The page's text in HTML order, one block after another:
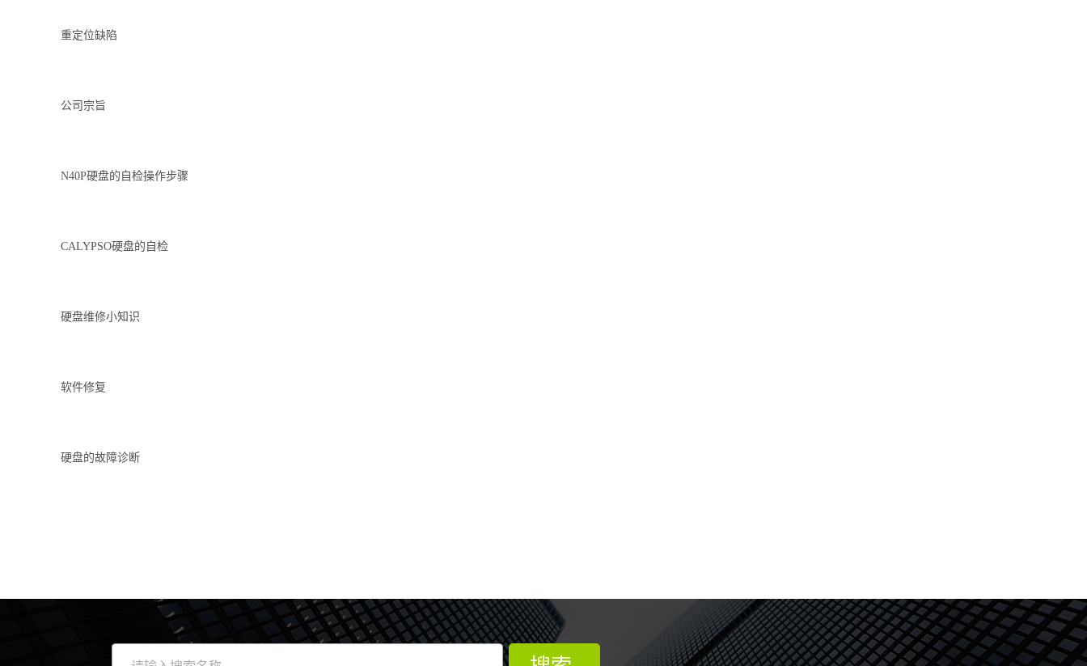
重定位缺陷
公司宗旨
N40P硬盘的自检操作步骤
CALYPSO硬盘的自检
硬盘维修小知识
软件修复
硬盘的故障诊断